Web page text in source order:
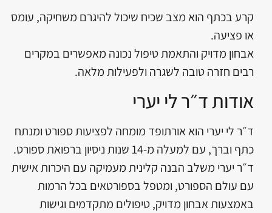
קרע בכתף הוא מצב שכיח שיכול להיגרם משחיקה, עומס
או פציעה.
אבחון מדויק והתאמת טיפול נכונה מאפשרים במקרים
רבים חזרה טובה לשגרה ולפעילות מלאה.
אודות ד״ר לי יערי
ד״ר לי יערי הוא אורתופד מומחה לפציעות ספורט ומנתח
כתף וברך, עם למעלה מ-14 שנות ניסיון ברפואת ספורט.
ד״ר יערי משלב הבנה קלינית מעמיקה עם היכרות אישית
עם עולם הספורט, ומטפל בספורטאים בכל הרמות
באמצעות אבחון מדויק, טיפולים מתקדמים וגישות